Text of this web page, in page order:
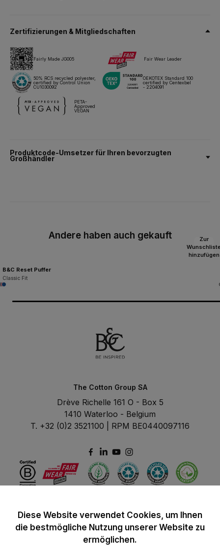
XXXXL 30 St./Karton
Pflegehinweise
Alle unsere Produkte sind für alle Drucktechniken getestet und
zugelassen.
Datenblatt Größen & Maßnahmen
Zertifizierungen & Mitgliedschaften
Fairly Made JG005 Fair Wear Leader
50% RCS recycled polyester,
certified by Control Union
CU1030092
OEKOTEX Standard 100
certified by Centexbel
- 2204091
PETA-
Approved
VEGAN
Produktcode-Umsetzer für Ihren bevorzugten
Großhändler
Andere haben auch gekauft
Zur
hinzufügen
B&C Reset Puffer
Classic Fit
The Cotton Group SA
Drève Richelle 161 O - Box 5
1410 Waterloo - Belgium
T. +32 (0)2 3521100 | RPM BE0440097116
Diese Website verwendet Cookies, um Ihnen
die bestmögliche Nutzung unserer Website zu
ermöglichen.